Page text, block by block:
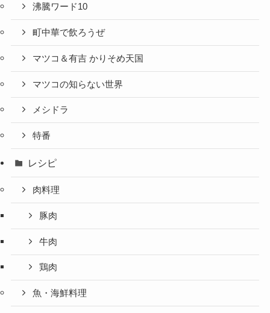
沸騰ワード10
町中華で飲ろうぜ
マツコ＆有吉 かりそめ天国
マツコの知らない世界
メシドラ
特番
レシピ
肉料理
豚肉
牛肉
鶏肉
魚・海鮮料理